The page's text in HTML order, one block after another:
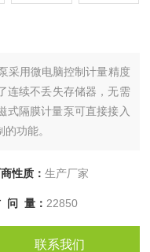
采用微电脑控制计量精度
连续不丢失存储器，无需
式隔膜计量泵可直接接入
功能。
性质： 生产厂家
问 量： 22850
联系我们